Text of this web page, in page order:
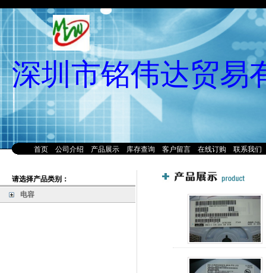
首页 公司介绍 产品展示 库存查询 客户留言 在线订购 联系我们
深圳市铭伟达贸易
请选择产品类别：
电容